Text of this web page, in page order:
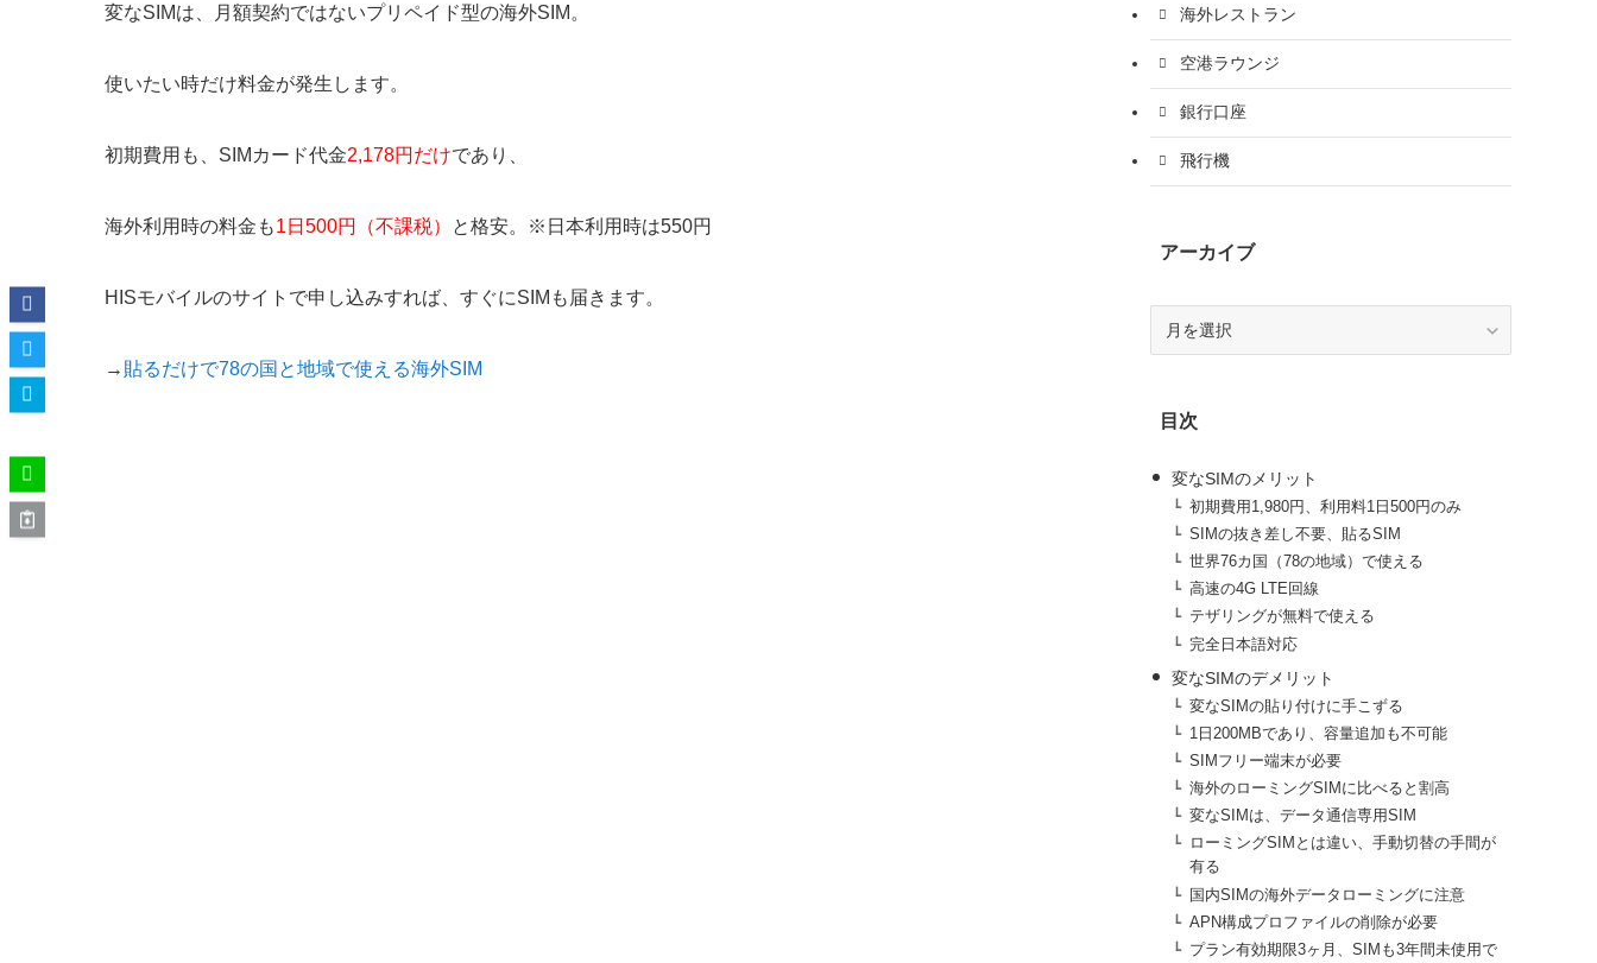
変なSIMは、月額契約ではないプリペイド型の海外SIM。
使いたい時だけ料金が発生します。
初期費用も、SIMカード代金2,178円だけであり、
海外利用時の料金も1日500円（不課税） と格安。※日本利用時は550円
HISモバイルのサイトで申し込みすれば、すぐにSIMも届きます。
→ 貼るだけで78の国と地域で使える海外SIM
海外レストラン
空港ラウンジ
銀行口座
飛行機
アーカイブ
ブ目次
変なSIMのメリット
初期費用1,980円、利用料1日500円のみ
SIMの抜き差し不要、貼るSIM
世界76カ国（78の地域）で使える
高速の4G LTE回線
テザリングが無料で使える
完全日本語対応
変なSIMのデメリット
変なSIMの貼り付けに手こずる
1日200MBであり、容量追加も不可能
SIMフリー端末が必要
海外のローミングSIMに比べると割高
変なSIMは、データ通信専用SIM
ローミングSIMとは違い、手動切替の手間が
有る
国内SIMの海外データローミングに注意
APN構成プロファイルの削除が必要
プラン有効期限3ヶ月、SIMも3年間未使用で